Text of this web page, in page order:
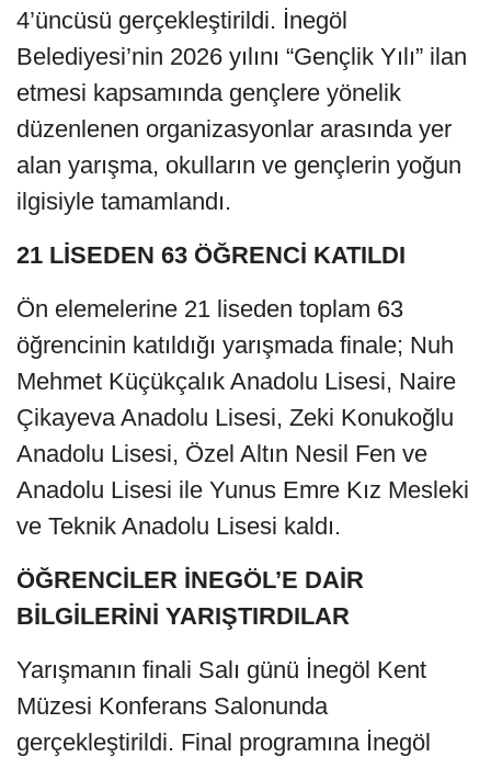
4’üncüsü gerçekleştirildi. İnegöl
Belediyesi’nin 2026 yılını “Gençlik Yılı” ilan
etmesi kapsamında gençlere yönelik
düzenlenen organizasyonlar arasında yer
alan yarışma, okulların ve gençlerin yoğun
ilgisiyle tamamlandı.
21 LİSEDEN 63 ÖĞRENCİ KATILDI
Ön elemelerine 21 liseden toplam 63
öğrencinin katıldığı yarışmada finale; Nuh
Mehmet Küçükçalık Anadolu Lisesi, Naire
Çikayeva Anadolu Lisesi, Zeki Konukoğlu
Anadolu Lisesi, Özel Altın Nesil Fen ve
Anadolu Lisesi ile Yunus Emre Kız Mesleki
ve Teknik Anadolu Lisesi kaldı.
ÖĞRENCİLER İNEGÖL’E DAİR
BİLGİLERİNİ YARIŞTIRDILAR
Yarışmanın finali Salı günü İnegöl Kent
Müzesi Konferans Salonunda
gerçekleştirildi. Final programına İnegöl